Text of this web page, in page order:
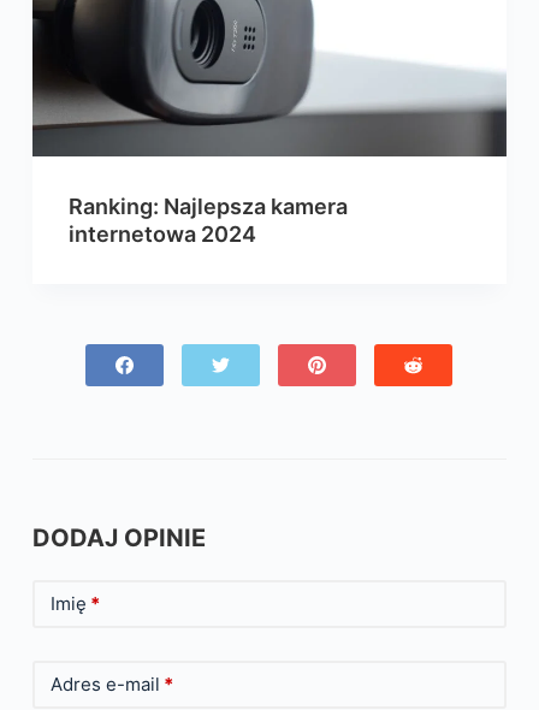
Ranking: Najlepsza kamera
internetowa 2024
DODAJ OPINIE
Imię *
Adres e-mail *